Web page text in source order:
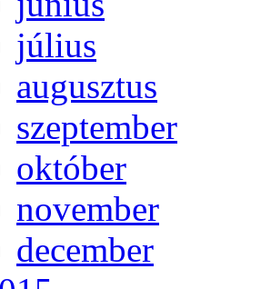
jú­li­us
au­gusz­tus
szep­tem­ber
ok­tó­ber
no­vem­ber
de­cem­ber